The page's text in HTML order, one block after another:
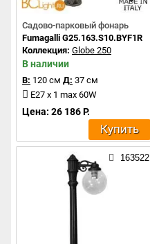
Садово-парковый фонарь
Fumagalli G25.163.S10.BYF1R
Коллекция: Globe 250
В наличии
В: 120 см Д: 37 см
E27 x 1 max 60W
Цена: 26 186 Р.
Купить
163522